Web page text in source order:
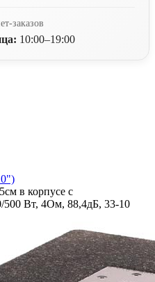
заказов
10:00–19:00
в корпусе с
500 Вт, 4Ом, 88,4дБ, 33-10